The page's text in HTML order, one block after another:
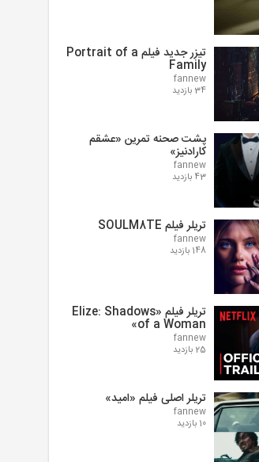
تیزر جدید فیلم Portrait of a
Family
fannew
34 بازدید
پشت صحنه تمرین «عشقم
کارادنیز»
fannew
43 بازدید
تریلر فیلم SOULM8TE
fannew
148 بازدید
تریلر فیلم «Elize: Shadows
of a Woman»
fannew
25 بازدید
تریلر اصلی فیلم «امید»
fannew
10 بازدید